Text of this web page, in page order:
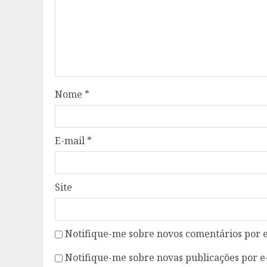
Nome *
E-mail *
Site
Notifique-me sobre novos comentários por
Notifique-me sobre novas publicações por